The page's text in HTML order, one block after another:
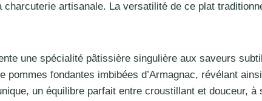
artisanale. La versatilité de ce plat
une spécialité pâtissière singulière aux saveurs
fondantes imbibées d’Armagnac, révélant
un équilibre parfait entre croustillant et douceur,